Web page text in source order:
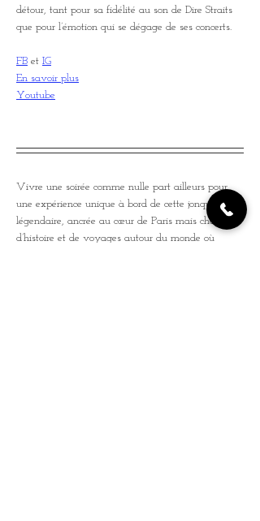
détour, tant pour sa fidélité au son de Dire Straits
que pour l’émotion qui se dégage de ses concerts.
FB et IG
En savoir plus
Youtube
Vivre une soirée comme nulle part ailleurs pour
une expérience unique à bord de cette jonque
légendaire, ancrée au cœur de Paris mais chargée
d’histoire et de voyages autour du monde où